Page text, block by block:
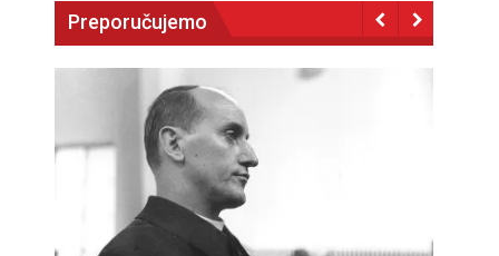
Preporučujemo